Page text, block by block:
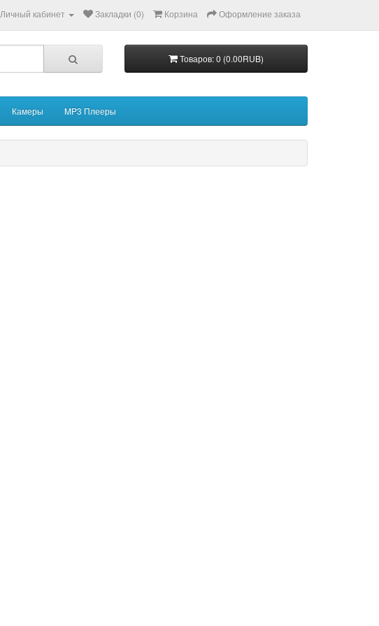
Личный кабинет Закладки (0) Корзина Оформление заказа
Товаров: 0 (0.00RUB)
Камеры MP3 Плееры